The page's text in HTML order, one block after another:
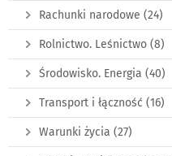
Rachunki narodowe (24)
Rolnictwo. Leśnictwo (8)
Środowisko. Energia (40)
Transport i łączność (16)
Warunki życia (27)